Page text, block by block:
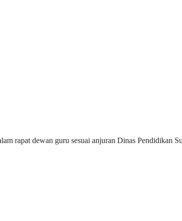
rapat dewan guru sesuai anjuran Dinas Pendidikan